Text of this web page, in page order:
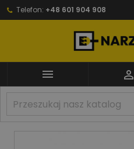
Telefon: +48 601 904 908
 